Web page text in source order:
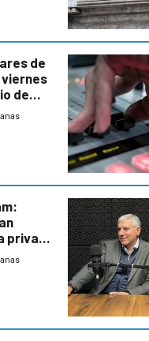
de
viernes
de
privada
de